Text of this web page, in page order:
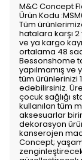
M&C Concept
Ürün Kodu
Tüm
hatalara karşı 2
ve ya kargo
ortalama 48
Bessonshome
yapılmamış ve
tüm ürünlerinizi
edebilirsiniz.
çocuk sağlığı
kullanılan tüm
aksesuarlar
dekorasyon
kanserojen
Concept;